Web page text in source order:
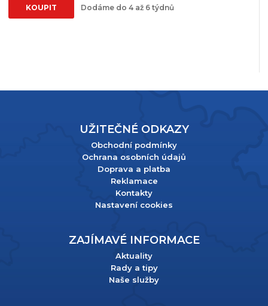
KOUPIT Dodáme do 4 až 6 týdnů
UŽITEČNÉ ODKAZY
Obchodní podmínky
Ochrana osobních údajů
Doprava a platba
Reklamace
Kontakty
Nastavení cookies
ZAJÍMAVÉ INFORMACE
Aktuality
Rady a tipy
Naše služby